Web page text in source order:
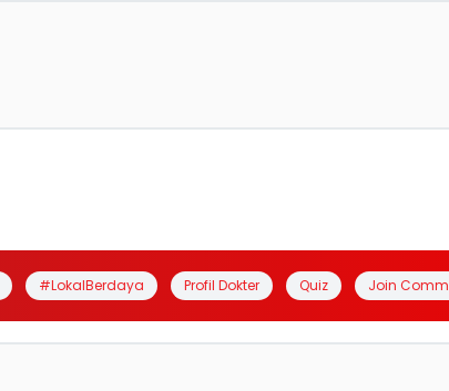
#LokalBerdaya Profil Dokter Quiz Join